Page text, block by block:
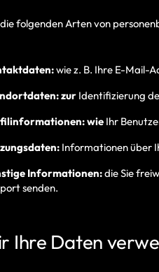
folgenden Arten von
wie z. B. Ihre E-Mail-
zur Identifizierung
wie Ihr
Informationen über
Informationen:die Sie
senden.
Ihre Daten